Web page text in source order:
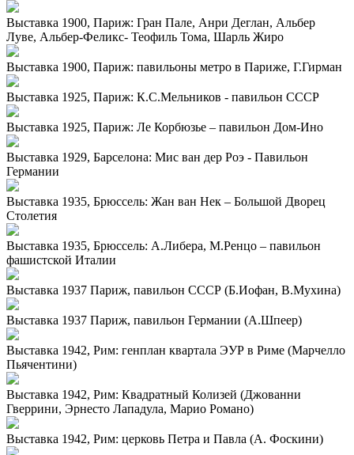
Выставка 1900, Париж: Гран Пале, Анри Деглан, Альбер
Луве, Альбер-Феликс- Теофиль Тома, Шарль Жиро
Выставка 1900, Париж: павильоны метро в Париже, Г.Гирман
Выставка 1925, Париж: К.С.Мельников - павильон СССР
Выставка 1925, Париж: Ле Корбюзье – павильон Дом-Ино
Выставка 1929, Барселона: Мис ван дер Роэ - Павильон
Германии
Выставка 1935, Брюссель: Жан ван Нек – Большой Дворец
Столетия
Выставка 1935, Брюссель: А.Либера, М.Ренцо – павильон
фашистской Италии
Выставка 1937 Париж, павильон СССР (Б.Иофан, В.Мухина)
Выставка 1937 Париж, павильон Германии (А.Шпеер)
Выставка 1942, Рим: генплан квартала ЭУР в Риме (Марчелло
Пьячентини)
Выставка 1942, Рим: Квадратный Колизей (Джованни
Гверрини, Эрнесто Лападула, Марио Романо)
Выставка 1942, Рим: церковь Петра и Павла (А. Фоскини)